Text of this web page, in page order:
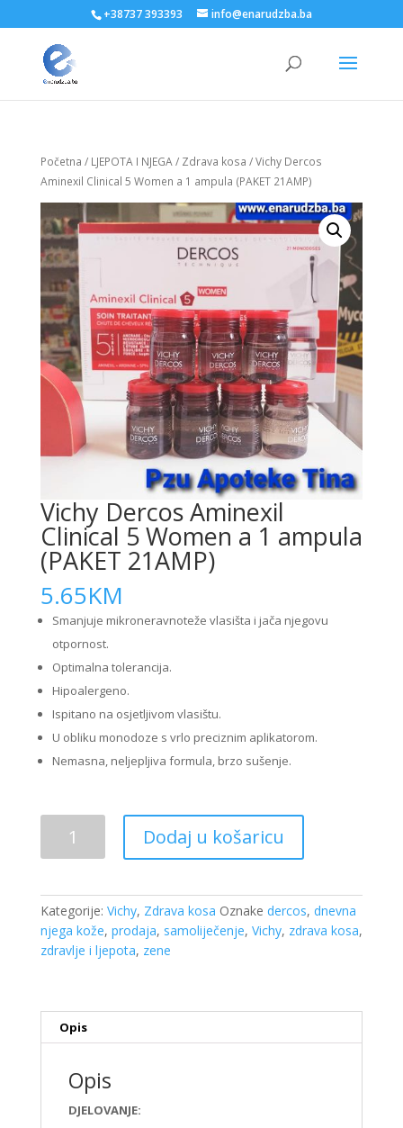
+38737 393393 info@enarudzba.ba
Početna / LJEPOTA I NJEGA/ Zdrava kosa / Vichy Dercos
Aminexil Clinical 5 Women a 1 ampula (PAKET 21AMP)
Vichy Dercos Aminexil
Clinical 5 Women a 1 ampula
(PAKET 21AMP)
5.65KM
Smanjuje mikroneravnoteže vlasišta i jača njegovu
otpornost.
Optimalna tolerancija.
Hipoalergeno.
Ispitano na osjetljivom vlasištu.
U obliku monodoze s vrlo preciznim aplikatorom.
Nemasna, neljepljiva formula, brzo sušenje.
Dercos
Aminexil
5
Women
21AMP)
količina
Dodaj u košaricu
Kategorije: Vichy, Zdrava kosa Oznake dercos, dnevna
njega kože, prodaja, samoliječenje, Vichy, zdrava kosa,
zdravlje i ljepota, zene
Opis
Opis
DJELOVANJE: